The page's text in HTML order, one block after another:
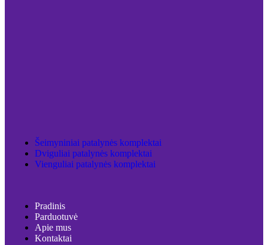
Šeimyniniai patalynės komplektai
Dviguliai patalynės komplektai
Vienguliai patalynės komplektai
Pradinis
Parduotuvė
Apie mus
Kontaktai